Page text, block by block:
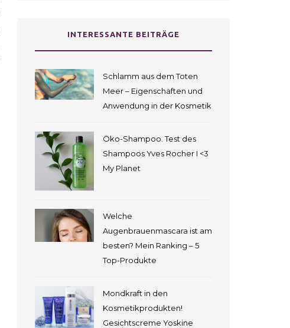
INTERESSANTE BEITRÄGE
Schlamm aus dem Toten
Meer – Eigenschaften und
Anwendung in der Kosmetik
Öko-Shampoo. Test des
Shampoos Yves Rocher I <3
My Planet
Welche
Augenbrauenmascara ist am
besten? Mein Ranking – 5
Top-Produkte
Mondkraft in den
Kosmetikprodukten!
Gesichtscreme Yoskine